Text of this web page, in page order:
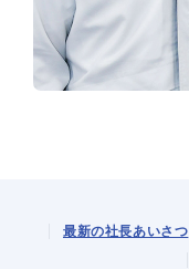
最新の社長あいさつ